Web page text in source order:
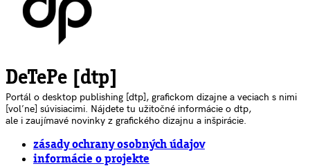
DeTePe [dtp]
Portál o desktop publishing [dtp], grafickom dizajne a veciach s nimi
[voľne] súvisiacimi. Nájdete tu užitočné informácie o dtp,
ale i zaujímavé novinky z grafického dizajnu a inšpirácie.
zásady ochrany osobných údajov
informácie o projekte